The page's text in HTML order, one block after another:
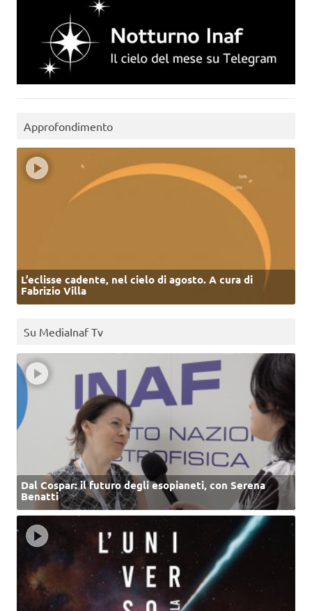
Approfondimento
L’eclisse cadente, nel cielo di agosto. A cura di
Fabrizio Villa
Su MediaInaf Tv
Dal Cospar: il futuro degli esopianeti, con Serena
Benatti